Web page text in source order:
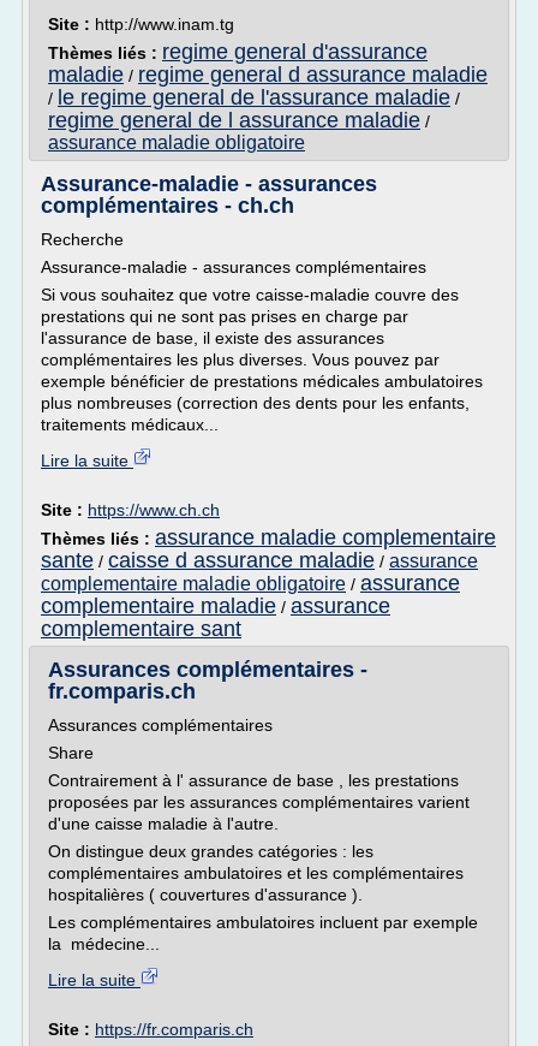
Site : http://www.inam.tg
Thèmes liés : regime general d'assurance
maladie / regime general d assurance maladie
/ le regime general de l'assurance maladie /
regime general de l assurance maladie /
assurance maladie obligatoire
Assurance-maladie - assurances
complémentaires - ch.ch
Recherche
Assurance-maladie - assurances complémentaires
Si vous souhaitez que votre caisse-maladie couvre des
prestations qui ne sont pas prises en charge par
l'assurance de base, il existe des assurances
complémentaires les plus diverses. Vous pouvez par
exemple bénéficier de prestations médicales ambulatoires
plus nombreuses (correction des dents pour les enfants,
traitements médicaux...
Lire la suite
Site : https://www.ch.ch
Thèmes liés : assurance maladie complementaire
sante / caisse d assurance maladie / assurance
complementaire maladie obligatoire / assurance
complementaire maladie / assurance
complementaire sant
Assurances complémentaires -
fr.comparis.ch
Assurances complémentaires
Share
Contrairement à l' assurance de base , les prestations
proposées par les assurances complémentaires varient
d'une caisse maladie à l'autre.
On distingue deux grandes catégories : les
complémentaires ambulatoires et les complémentaires
hospitalières ( couvertures d'assurance ).
Les complémentaires ambulatoires incluent par exemple
la médecine...
Lire la suite
Site : https://fr.comparis.ch